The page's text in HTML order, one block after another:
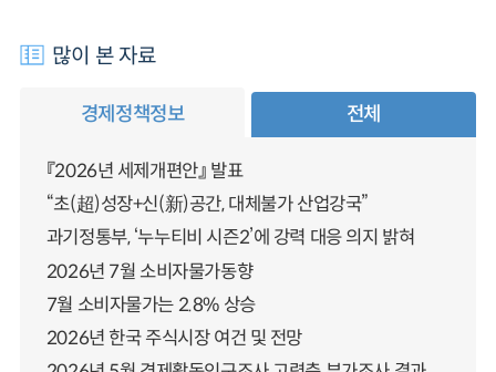
많이 본 자료
경제정책정보 전체
『2026년 세제개편안』 발표
“초(超)성장+신(新)공간, 대체불가 산업강국”
과기정통부, ‘누누티비 시즌2’에 강력 대응 의지 밝혀
2026년 7월 소비자물가동향
7월 소비자물가는 2.8% 상승
2026년 한국 주식시장 여건 및 전망